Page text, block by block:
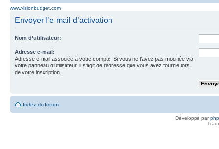
www.visionbudget.com
Envoyer l’e-mail d’activation
Nom d’utilisateur:
Adresse e-mail:
Adresse e-mail associée à votre compte. Si vous ne l’avez pas modifiée via
votre panneau d’utilisateur, il s’agit de l’adresse que vous avez fournie lors
de votre inscription.
Index du forum
Développé par